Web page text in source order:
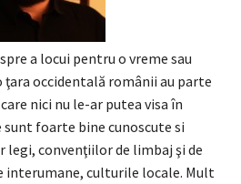
a locui pentru o vreme sau
occidentală românii au parte
nici nu le-ar putea visa în
foarte bine cunoscute si
legi, convenţiilor de limbaj şi de
culturile locale. Mult